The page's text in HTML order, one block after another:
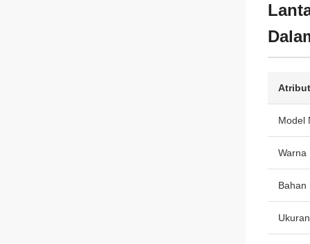
Atribut
Model
Warna
Bahan
Ukuran